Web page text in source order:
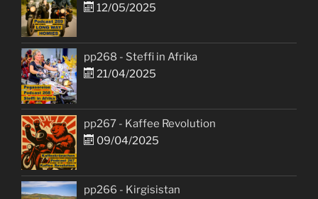
12/05/2025
pp268 - Steffi in Afrika
21/04/2025
pp267 - Kaffee Revolution
09/04/2025
pp266 - Kirgisistan